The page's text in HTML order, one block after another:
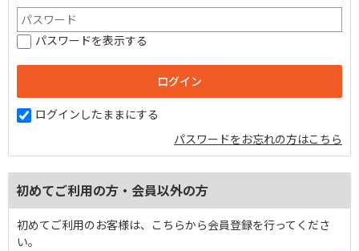
パスワードを表示する
ログインしたままにする
パスワードをお忘れの方はこちら
初めてご利用の方・会員以外の方
初めてご利用のお客様は、こちらから会員登録を行ってくださ
い。